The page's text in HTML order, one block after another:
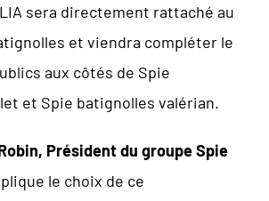
sera directement rattaché au
et viendra compléter le
aux côtés de Spie
et Spie batignolles valérian.
Président du groupe Spie
le choix de ce